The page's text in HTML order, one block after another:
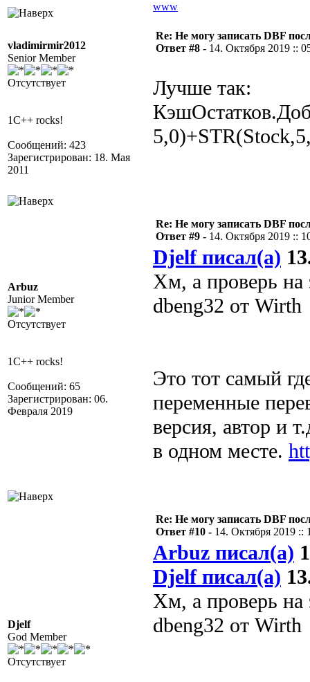
www
vladimirmir2012
Senior Member
Отсутствует
1C++ rocks!
Сообщений: 423
Зарегистрирован: 18. Мая
2011
Re: Не могу записать DBF
Ответ #8 - 14. Октября 2019 ::
Лучше так:
Arbuz
Junior Member
Отсутствует
1C++ rocks!
Сообщений: 65
Зарегистрирован: 06.
Февраля 2019
Re: Не могу записать DBF
Ответ #9 - 14. Октября 2019 ::
Djelf писал(а)
Хм, а проверь на
dbeng32 от Wirth
Это тот самый
переменные
версия, автор и
в одном месте.
Djelf
God Member
Отсутствует
Re: Не могу записать DBF
Ответ #10 - 14. Октября 2019 ::
Arbuz писал(а)
Djelf писал(а)
Хм, а проверь на
dbeng32 от Wirth